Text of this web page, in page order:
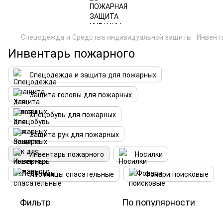
Спецодежда и Средства индивидуальной защиты
Инвентарь пожарного
Спецодежда и защита для пожарных
Защита головы для пожарных
Спецобувь для пожарных
Защита рук для пожарных
Инвентарь пожарного
Носилки
Лестницы спасательные
Фонари поисковые
Фильтр По популярности